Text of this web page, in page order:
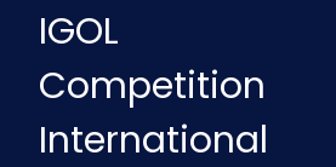
IGOL
Competition
International